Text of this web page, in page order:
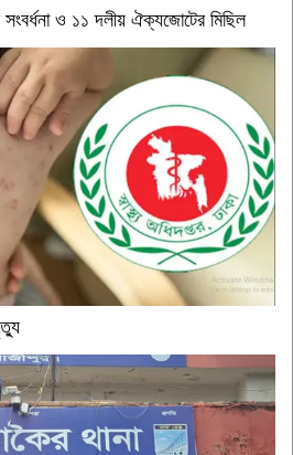
সংবর্ধনা ও ১১ দলীয় ঐক্যজোটের মিছিল